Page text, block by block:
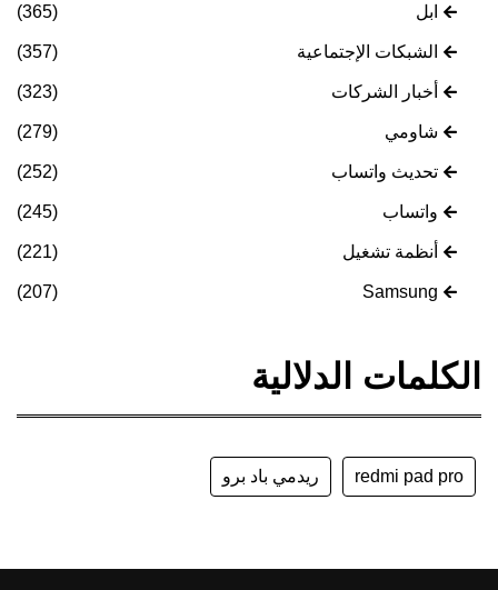
ابل (365)
الشبكات الإجتماعية (357)
أخبار الشركات (323)
شاومي (279)
تحديث واتساب (252)
واتساب (245)
أنظمة تشغيل (221)
Samsung
(207)
الكلمات الدلالية
redmi pad pro ريدمي باد برو